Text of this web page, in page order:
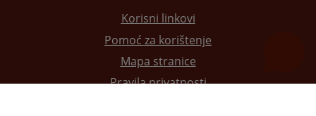
Korisni linkovi
Pomoć za korištenje
Mapa stranice
Pravila privatnosti